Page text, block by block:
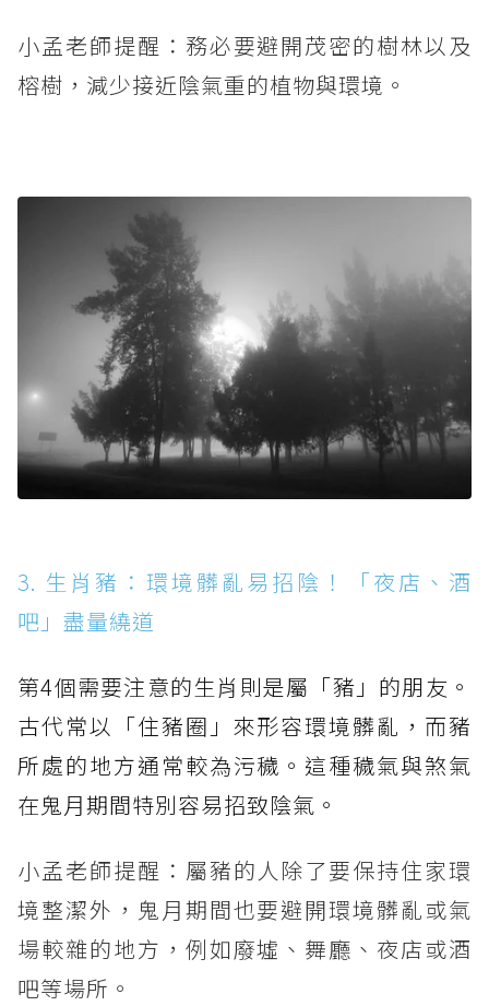
小孟老師提醒：務必要避開茂密的樹林以及
榕樹，減少接近陰氣重的植物與環境。
3. 生肖豬：環境髒亂易招陰！「夜店、酒
吧」盡量繞道
第4個需要注意的生肖則是屬「豬」的朋友。
古代常以「住豬圈」來形容環境髒亂，而豬
所處的地方通常較為污穢。這種穢氣與煞氣
在鬼月期間特別容易招致陰氣。
小孟老師提醒：屬豬的人除了要保持住家環
境整潔外，鬼月期間也要避開環境髒亂或氣
場較雜的地方，例如廢墟、舞廳、夜店或酒
吧等場所。